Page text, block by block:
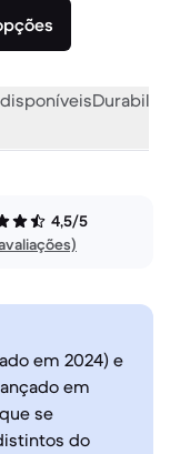
4,5/5
em 2024) e
em
se
do